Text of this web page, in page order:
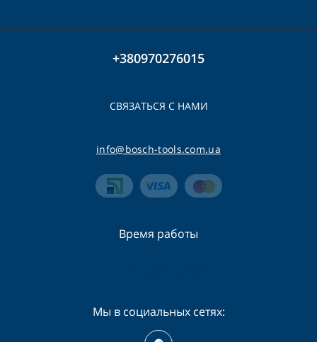
+380970276015
СВЯЗАТЬСЯ С НАМИ
info@bosch-tools.com.ua
Время работы
Мы в социальных сетях: